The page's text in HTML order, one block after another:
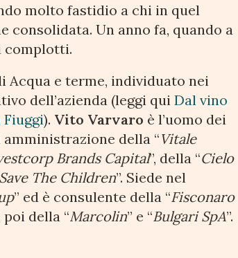
molto fastidio a chi in quel
Un anno fa, quando a
complotti.
Acqua e terme, individuato nei
dell’azienda (leggi quiDal vino
Fiuggi). Vito Varvaro è l’uomo dei
della “Vitale
Brands Capital”, della “Cielo
Save The Children”. Siede nel
” ed è consulente della “Fisconaro
poi della “Marcolin” e “Bulgari SpA”.